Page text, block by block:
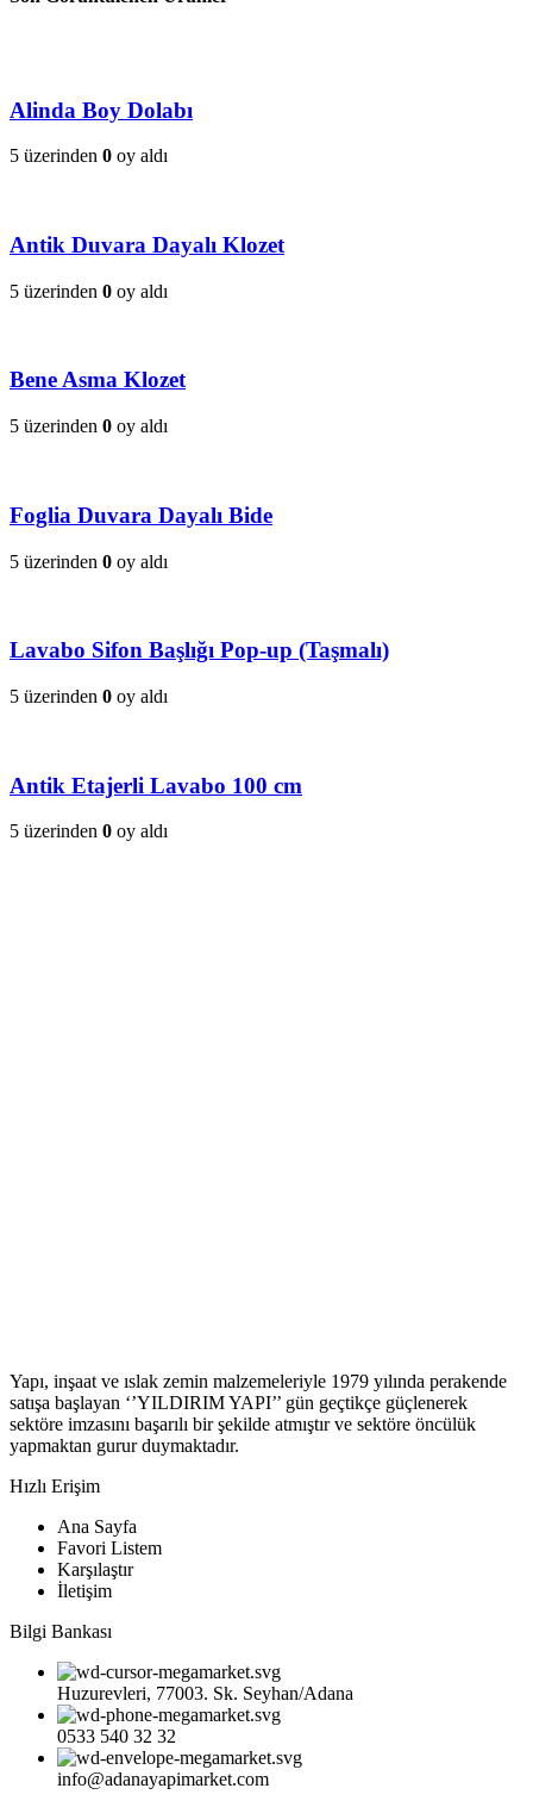
Alinda Boy Dolabı
5 üzerinden 0 oy aldı
Antik Duvara Dayalı Klozet
5 üzerinden 0 oy aldı
Bene Asma Klozet
5 üzerinden 0 oy aldı
Foglia Duvara Dayalı Bide
5 üzerinden 0 oy aldı
Lavabo Sifon Başlığı Pop-up (Taşmalı)
5 üzerinden 0 oy aldı
Antik Etajerli Lavabo 100 cm
5 üzerinden 0 oy aldı
Yapı, inşaat ve ıslak zemin malzemeleriyle 1979 yılında perakende
satışa başlayan ‘’YILDIRIM YAPI’’ gün geçtikçe güçlenerek
sektöre imzasını başarılı bir şekilde atmıştır ve sektöre öncülük
yapmaktan gurur duymaktadır.
Hızlı Erişim
Ana Sayfa
Favori Listem
Karşılaştır
İletişim
Bilgi Bankası
Huzurevleri, 77003. Sk. Seyhan/Adana
0533 540 32 32
info@adanayapimarket.com